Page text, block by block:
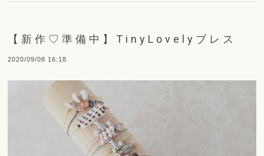
【新作♡準備中】TinyLovelyブレス
2020/09/08 16:18